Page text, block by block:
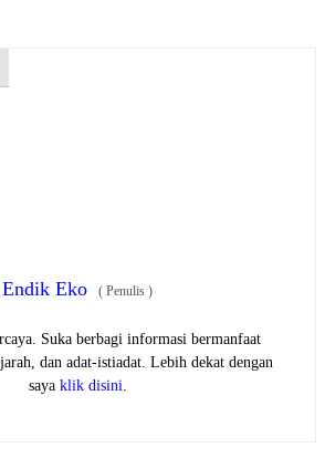
Endik Eko ( Penulis )
Suka berbagi informasi bermanfaat
dan adat-istiadat. Lebih dekat dengan
saya klik disini